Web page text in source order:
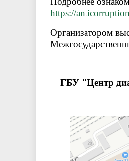
https://
Организатором
ГБУ "Центр